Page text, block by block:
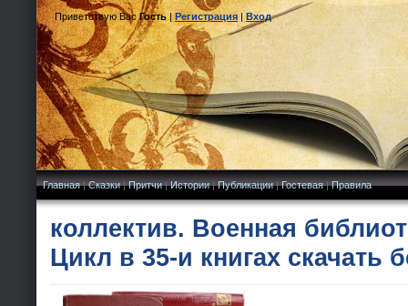
Приветствую Вас Гость|Регистрация|Вход
Главная|Сказки|Притчи|Истории|Публикации|Гостевая|Правила
коллектив. Военная
Цикл в 35-и книгах скачать